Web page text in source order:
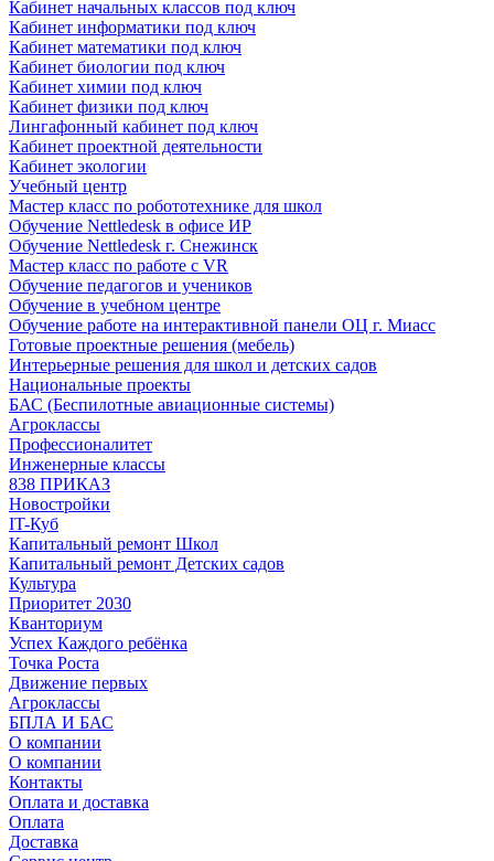
Кабинет начальных классов под ключ
Кабинет информатики под ключ
Кабинет математики под ключ
Кабинет биологии под ключ
Кабинет химии под ключ
Кабинет физики под ключ
Лингафонный кабинет под ключ
Кабинет проектной деятельности
Кабинет экологии
Учебный центр
Мастер класс по робототехнике для школ
Обучение Nettledesk в офисе ИР
Обучение Nettledesk г. Снежинск
Мастер класс по работе с VR
Обучение педагогов и учеников
Обучение в учебном центре
Обучение работе на интерактивной панели ОЦ г. Миасс
Готовые проектные решения (мебель)
Интерьерные решения для школ и детских садов
Национальные проекты
БАС (Беспилотные авиационные системы)
Агроклассы
Профессионалитет
Инженерные классы
838 ПРИКАЗ
Новостройки
IT-Куб
Капитальный ремонт Школ
Капитальный ремонт Детских садов
Культура
Приоритет 2030
Кванториум
Успех Каждого ребёнка
Точка Роста
Движение первых
Агроклассы
БПЛА И БАС
О компании
О компании
Контакты
Оплата и доставка
Оплата
Доставка